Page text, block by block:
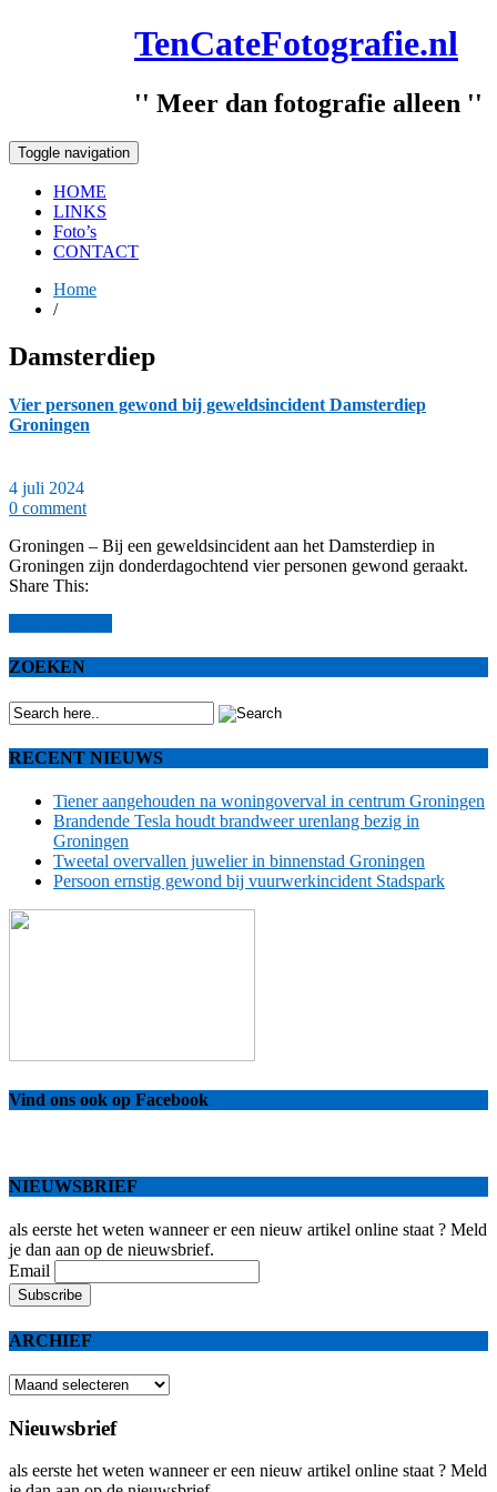
TenCateFotografie.nl
'' Meer dan fotografie alleen ''
Toggle navigation
HOME
LINKS
Foto’s
CONTACT
Home
/
Damsterdiep
Vier personen gewond bij geweldsincident Damsterdiep
Groningen
4 juli 2024
0 comment
Groningen – Bij een geweldsincident aan het Damsterdiep in
Groningen zijn donderdagochtend vier personen gewond geraakt.
Share This:
ZOEKEN
RECENT NIEUWS
Tiener aangehouden na woningoverval in centrum Groningen
Brandende Tesla houdt brandweer urenlang bezig in
Groningen
Tweetal overvallen juwelier in binnenstad Groningen
Persoon ernstig gewond bij vuurwerkincident Stadspark
Vind ons ook op Facebook
NIEUWSBRIEF
als eerste het weten wanneer er een nieuw artikel online staat ? Meld
je dan aan op de nieuwsbrief.
Email
ARCHIEF
ARCHIEF
Nieuwsbrief
als eerste het weten wanneer er een nieuw artikel online staat ? Meld